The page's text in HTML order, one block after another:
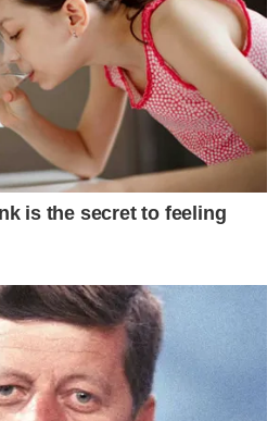
is the secret to feeling